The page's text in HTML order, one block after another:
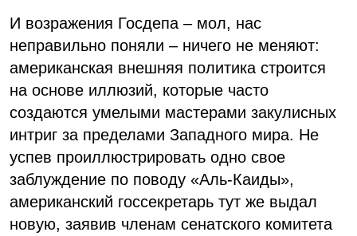
И возражения Госдепа – мол, нас
неправильно поняли – ничего не меняют:
американская внешняя политика строится
на основе иллюзий, которые часто
создаются умелыми мастерами закулисных
интриг за пределами Западного мира. Не
успев проиллюстрировать одно свое
заблуждение по поводу «Аль-Каиды»,
американский госсекретарь тут же выдал
новую, заявив членам сенатского комитета